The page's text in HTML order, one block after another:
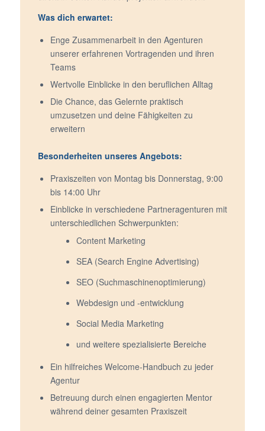
Was dich erwartet:
Enge Zusammenarbeit in den Agenturen
unserer erfahrenen Vortragenden und ihren
Teams
Wertvolle Einblicke in den beruflichen Alltag
Die Chance, das Gelernte praktisch
umzusetzen und deine Fähigkeiten zu
erweitern
Besonderheiten unseres Angebots:
Praxiszeiten von Montag bis Donnerstag, 9:00
bis 14:00 Uhr
Einblicke in verschiedene Partneragenturen mit
unterschiedlichen Schwerpunkten:
Content Marketing
SEA (Search Engine Advertising)
SEO (Suchmaschinenoptimierung)
Webdesign und -entwicklung
Social Media Marketing
und weitere spezialisierte Bereiche
Ein hilfreiches Welcome-Handbuch zu jeder
Agentur
Betreuung durch einen engagierten Mentor
während deiner gesamten Praxiszeit